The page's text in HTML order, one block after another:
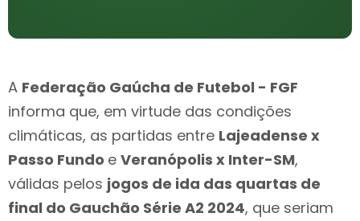
A Federação Gaúcha de Futebol - FGF
informa que, em virtude das condições
climáticas, as partidas entre Lajeadense x
Passo Fundo e Veranópolis x Inter-SM,
válidas pelos jogos de ida das quartas de
final do Gauchão Série A2 2024, que seriam